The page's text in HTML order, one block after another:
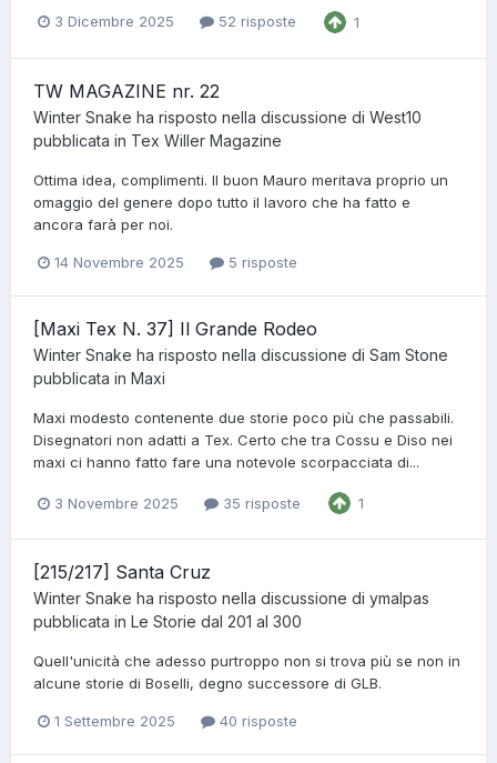
3 Dicembre 2025 52 risposte 1
TW MAGAZINE nr. 22
Winter Snake ha risposto nella discussione di West10
pubblicata in Tex Willer Magazine
Ottima idea, complimenti. Il buon Mauro meritava proprio un
omaggio del genere dopo tutto il lavoro che ha fatto e
ancora farà per noi.
14 Novembre 2025 5 risposte
[Maxi Tex N. 37] Il Grande Rodeo
Winter Snake ha risposto nella discussione di Sam Stone
pubblicata in Maxi
Maxi modesto contenente due storie poco più che passabili.
Disegnatori non adatti a Tex. Certo che tra Cossu e Diso nei
maxi ci hanno fatto fare una notevole scorpacciata di...
3 Novembre 2025 35 risposte 1
[215/217] Santa Cruz
Winter Snake ha risposto nella discussione di ymalpas
pubblicata in Le Storie dal 201 al 300
Quell'unicità che adesso purtroppo non si trova più se non in
alcune storie di Boselli, degno successore di GLB.
1 Settembre 2025 40 risposte